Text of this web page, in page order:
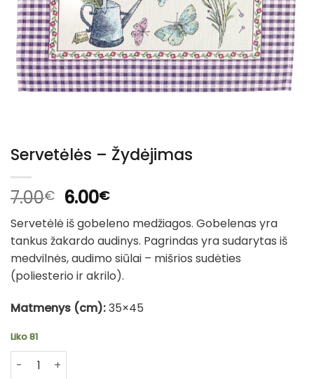
Servetėlės – Žydėjimas
7.00€ Original
price
was:
7.00€.
6.00€Current
is:
6.00€.
Servetėlė iš gobeleno medžiagos. Gobelenas yra
tankus žakardo audinys. Pagrindas yra sudarytas iš
medvilnės, audimo siūlai – mišrios sudėties
(poliesterio ir akrilo).
Matmenys (cm):35×45
Liko 81
produkto kiekis: Servetėlės - Žydėjimas